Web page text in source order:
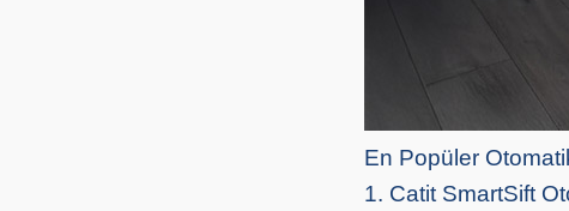
En Popüler
1. Catit SmartSift